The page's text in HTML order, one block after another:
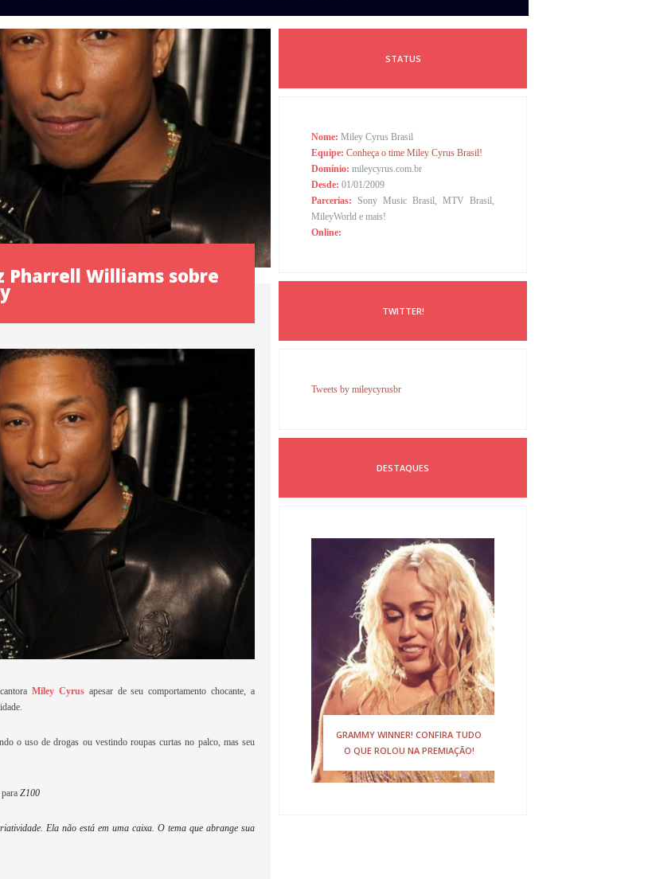
Pharrell Williams sobre
Miley Cyrusapesar de seu comportamento chocante, a
o uso de drogas ou vestindo roupas curtas no palco, mas seu
Z100
Ela não está em uma caixa. O tema que abrange sua
STATUS
Nome: Miley Cyrus Brasil
Equipe: Conheça o time Miley Cyrus Brasil!
Domínio: mileycyrus.com.br
Desde: 01/01/2009
Parcerias: Sony Music Brasil, MTV Brasil,
MileyWorld e mais!
Online:
TWITTER!
Tweets by mileycyrusbr
DESTAQUES
GRAMMY WINNER! CONFIRA TUDO
O QUE ROLOU NA PREMIAÇÃO!